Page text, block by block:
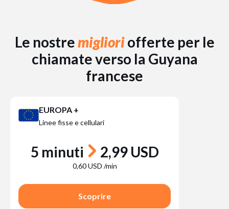
Le nostremiglioriofferte per le
chiamate verso la Guyana
francese
EUROPA +
Linee fisse e cellulari
5 minuti 2,99 USD
0,60 USD /min
Scoprire